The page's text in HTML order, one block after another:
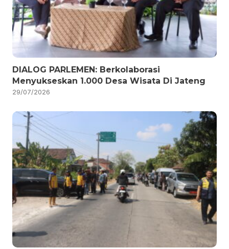
DIALOG PARLEMEN: Berkolaborasi
Menyukseskan 1.000 Desa Wisata Di Jateng
29/07/2026